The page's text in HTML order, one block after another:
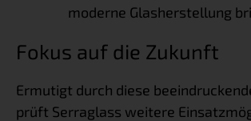
moderne Glasherstellung
Fokus auf die Zukunft
Ermutigt durch diese
prüft Serraglass weitere